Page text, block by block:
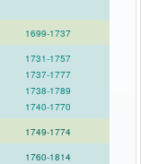
1699-1737
1731-1757
1737-1777
1738-1789
1740-1770
1749-1774
1760-1814